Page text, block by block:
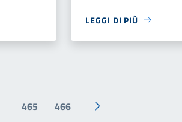
LEGGI DI PIÙ
465 466
Pagina successiva